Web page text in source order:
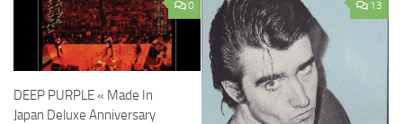
0
DEEP PURPLE « Made In
Japan Deluxe Anniversary
13